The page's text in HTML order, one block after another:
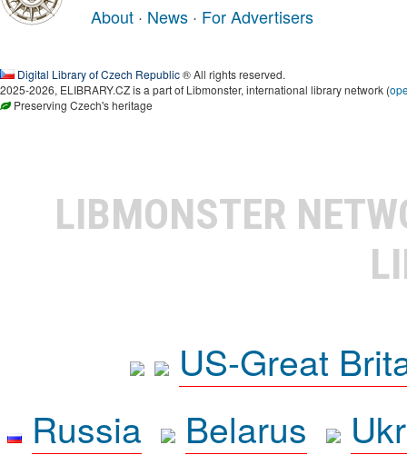
About · News · For Advertisers
Digital Library of Czech Republic® All rights reserved.
2025-2026, ELIBRARY.CZ is a part of Libmonster, international library network (
Preserving Czech's heritage
LIBMONSTER
US-Great
Russia
Belarus